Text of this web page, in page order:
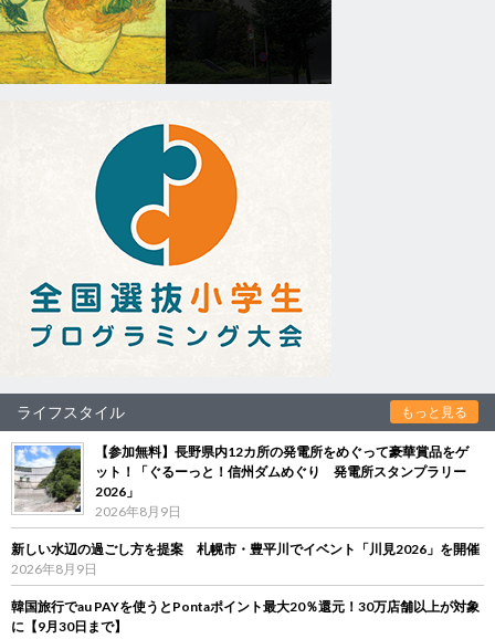
ライフスタイル もっと見る
【参加無料】長野県内12カ所の発電所をめぐって豪華賞品をゲ
ット！「ぐるーっと！信州ダムめぐり 発電所スタンプラリー
2026」
2026年8月9日
新しい水辺の過ごし方を提案 札幌市・豊平川でイベント「川見2026」を開催
2026年8月9日
韓国旅行でau PAYを使うとPontaポイント最大20％還元！30万店舗以上が対象
に【9月30日まで】